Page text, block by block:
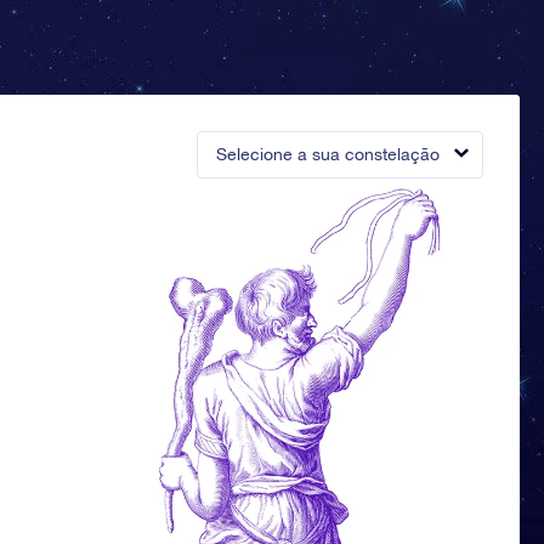
Selecione a sua constelação